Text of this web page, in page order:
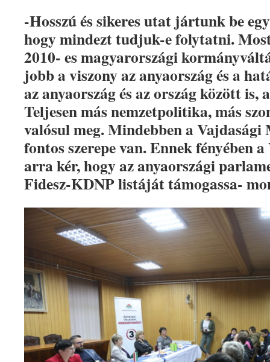
-Hosszú és sikeres utat jártunk be
hogy mindezt tudjuk-e folytatni.
2010- es magyarországi
jobb a viszony az anyaország és a
az anyaország és az ország között is,
Teljesen más nemzetpolitika, más
valósul meg. Mindebben a Vajdasági
fontos szerepe van. Ennek fényében
arra kér, hogy az anyaországi
Fidesz-KDNP listáját támogassa-